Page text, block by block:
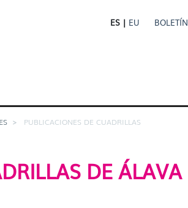
ES | EU BOLETÍN
PUBLICACIONES DE CUADRILLAS
DE ÁLAVA
en Twitter